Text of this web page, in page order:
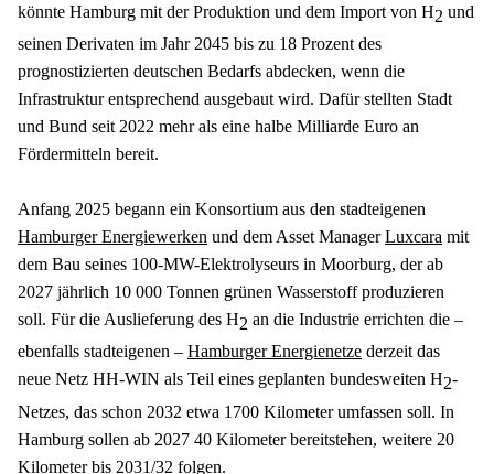
könnte Hamburg mit der Produktion und dem Import von H2 und
seinen Derivaten im Jahr 2045 bis zu 18 Prozent des
prognostizierten deutschen Bedarfs abdecken, wenn die
Infrastruktur entsprechend ausgebaut wird. Dafür stellten Stadt
und Bund seit 2022 mehr als eine halbe Milliarde Euro an
Fördermitteln bereit.
Hamburger Energiewerken und dem Asset Manager Luxcara mit
dem Bau seines 100-MW-Elektrolyseurs in Moorburg, der ab
2027 jährlich 10 000 Tonnen grünen Wasserstoff produzieren
soll. Für die Auslieferung des H2 an die Industrie errichten die –
ebenfalls stadteigenen – Hamburger Energienetze derzeit das
neue Netz HH-WIN als Teil eines geplanten bundesweiten H2-
Netzes, das schon 2032 etwa 1700 Kilometer umfassen soll. In
Hamburg sollen ab 2027 40 Kilometer bereitstehen, weitere 20
Kilometer bis 2031/32 folgen.